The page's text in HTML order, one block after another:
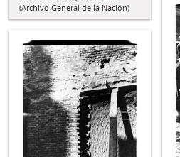
(Archivo General de la Nación)